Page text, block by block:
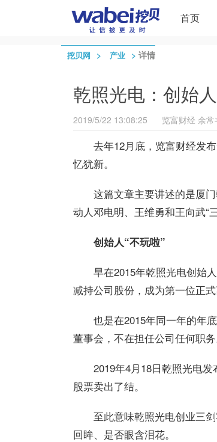
首页
挖贝网 > 产业 > 详情
乾照光电：创始
2019/5/22 13:08:25 览富财经 余常
去年12月底，览富财经发
忆犹新。
这篇文章主要讲述的是厦
动人邓电明、王维勇和王向武“
创始人“不玩啦”
早在2015年乾照光电创始
减持公司股份，成为第一位正式
也是在2015年同一年的年
董事会，不在担任公司任何职务
2019年4月18日乾照光电
股票卖出了结。
至此意味乾照光电创业三
回眸、是否眼含泪花。